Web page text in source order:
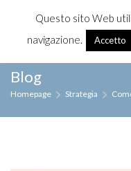
Skip
content
Blog
Homepage Strategia
Questo sito Web
navigazione.
Accetto